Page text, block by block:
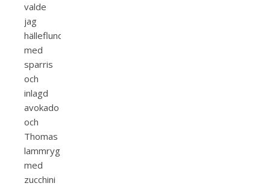
valde
jag
hälleflundra
med
sparris
och
inlagd
avokado
och
Thomas
lammrygg
med
zucchini